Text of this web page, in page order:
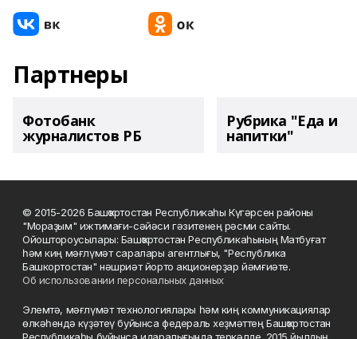
Партнеры
Фотобанк
журналистов РБ
Рубрика "Еда и
напитки"
© 2015-2026 Башҡортостан Республикаһы Күгәрсен районы
"Мораҙым" ижтимағи-сәйәси гәзитенең рәсми сайты.
Ойоштороусылары: Башҡортостан Республикаһының Матбуғат
һәм киң мәғлүмәт саралары агентлығы, "Республика
Башкортостан" нәшриәт йорто акционерҙар йәмғиәте.
Об использовании персональных данных
Элемтә, мәғлүмәт технологиялары һәм киң коммуникациялар
өлкәһендә күҙәтеү буйынса федераль хеҙмәттең Башҡортостан